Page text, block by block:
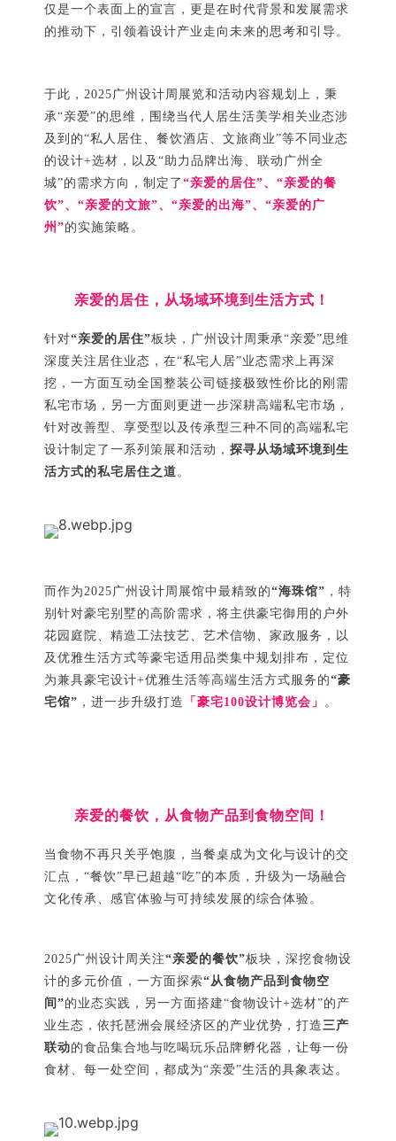
仅是一个表面上的宣言，更是在时代背景和发展需求
的推动下，引领着设计产业走向未来的思考和引导。
于此，2025广州设计周展览和活动内容规划上，秉
承“亲爱”的思维，围绕当代人居生活美学相关业态涉
及到的“私人居住、餐饮酒店、文旅商业”等不同业态
的设计+选材，以及“助力品牌出海、联动广州全
城”的需求方向，制定了 “亲爱的居住”、“亲爱的餐
饮”、“亲爱的文旅”、“亲爱的出海”、“亲爱的广
州”的实施策略。
亲爱的居住，从场域环境到生活方式！
针对“亲爱的居住”板块，广州设计周秉承“亲爱”思维
深度关注居住业态，在“私宅人居”业态需求上再深
挖，一方面互动全国整装公司链接极致性价比的刚需
私宅市场，另一方面则更进一步深耕高端私宅市场，
针对改善型、享受型以及传承型三种不同的高端私宅
设计制定了一系列策展和活动， 探寻从场域环境到生
活方式的私宅居住之道。
而作为2025广州设计周展馆中最精致的“海珠馆” ，特
别针对豪宅别墅的高阶需求，将主供豪宅御用的户外
花园庭院、精造工法技艺、艺术信物、家政服务，以
及优雅生活方式等豪宅适用品类集中规划排布，定位
为兼具豪宅设计+优雅生活等高端生活方式服务的“豪
宅馆” ，进一步升级打造 「豪宅100设计博览会」 。
亲爱的餐饮，从食物产品到食物空间！
当食物不再只关乎饱腹，当餐桌成为文化与设计的交
汇点，“餐饮”早已超越“吃”的本质，升级为一场融合
文化传承、感官体验与可持续发展的综合体验。
2025广州设计周关注“亲爱的餐饮”板块，深挖食物设
计的多元价值，一方面探索“从食物产品到食物空
间”的业态实践，另一方面搭建“食物设计+选材”的产
业生态，依托琶洲会展经济区的产业优势，打造三产
联动的食品集合地与吃喝玩乐品牌孵化器，让每一份
食材、每一处空间，都成为“亲爱”生活的具象表达。